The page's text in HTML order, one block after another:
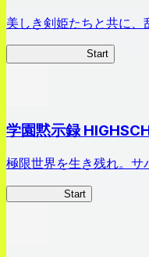
美しき剣姫たちと共に、
Start
学園黙示録
極限世界を生き残れ。サ
Start